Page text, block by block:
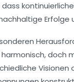
Erfolge
doch
Visionen